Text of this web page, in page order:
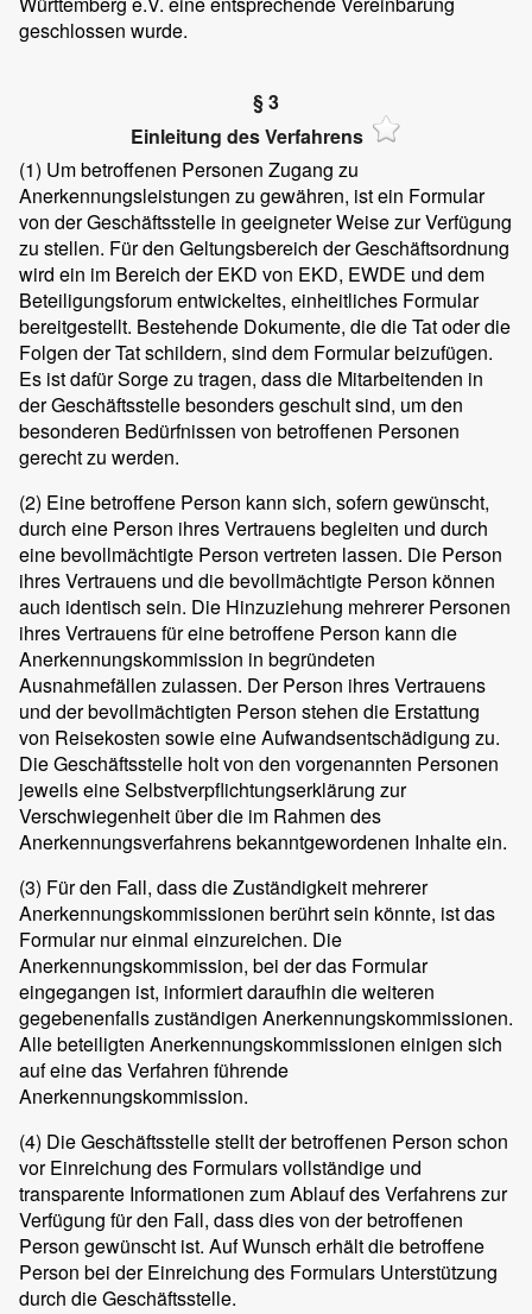
geschlossen wurde.
§ 3
Einleitung des Verfahrens
(1) Um betroffenen Personen Zugang zu
Anerkennungsleistungen zu gewähren, ist ein Formular
von der Geschäftsstelle in geeigneter Weise zur Verfügung
zu stellen. Für den Geltungsbereich der Geschäftsordnung
wird ein im Bereich der EKD von EKD, EWDE und dem
Beteiligungsforum entwickeltes, einheitliches Formular
bereitgestellt. Bestehende Dokumente, die die Tat oder die
Folgen der Tat schildern, sind dem Formular beizufügen.
Es ist dafür Sorge zu tragen, dass die Mitarbeitenden in
der Geschäftsstelle besonders geschult sind, um den
besonderen Bedürfnissen von betroffenen Personen
gerecht zu werden.
(2) Eine betroffene Person kann sich, sofern gewünscht,
durch eine Person ihres Vertrauens begleiten und durch
eine bevollmächtigte Person vertreten lassen. Die Person
ihres Vertrauens und die bevollmächtigte Person können
auch identisch sein. Die Hinzuziehung mehrerer Personen
ihres Vertrauens für eine betroffene Person kann die
Anerkennungskommission in begründeten
Ausnahmefällen zulassen. Der Person ihres Vertrauens
und der bevollmächtigten Person stehen die Erstattung
von Reisekosten sowie eine Aufwandsentschädigung zu.
Die Geschäftsstelle holt von den vorgenannten Personen
jeweils eine Selbstverpflichtungserklärung zur
Verschwiegenheit über die im Rahmen des
Anerkennungsverfahrens bekanntgewordenen Inhalte ein.
(3) Für den Fall, dass die Zuständigkeit mehrerer
Anerkennungskommissionen berührt sein könnte, ist das
Formular nur einmal einzureichen. Die
Anerkennungskommission, bei der das Formular
eingegangen ist, informiert daraufhin die weiteren
gegebenenfalls zuständigen Anerkennungskommissionen.
Alle beteiligten Anerkennungskommissionen einigen sich
auf eine das Verfahren führende
Anerkennungskommission.
(4) Die Geschäftsstelle stellt der betroffenen Person schon
vor Einreichung des Formulars vollständige und
transparente Informationen zum Ablauf des Verfahrens zur
Verfügung für den Fall, dass dies von der betroffenen
Person gewünscht ist. Auf Wunsch erhält die betroffene
Person bei der Einreichung des Formulars Unterstützung
durch die Geschäftsstelle.